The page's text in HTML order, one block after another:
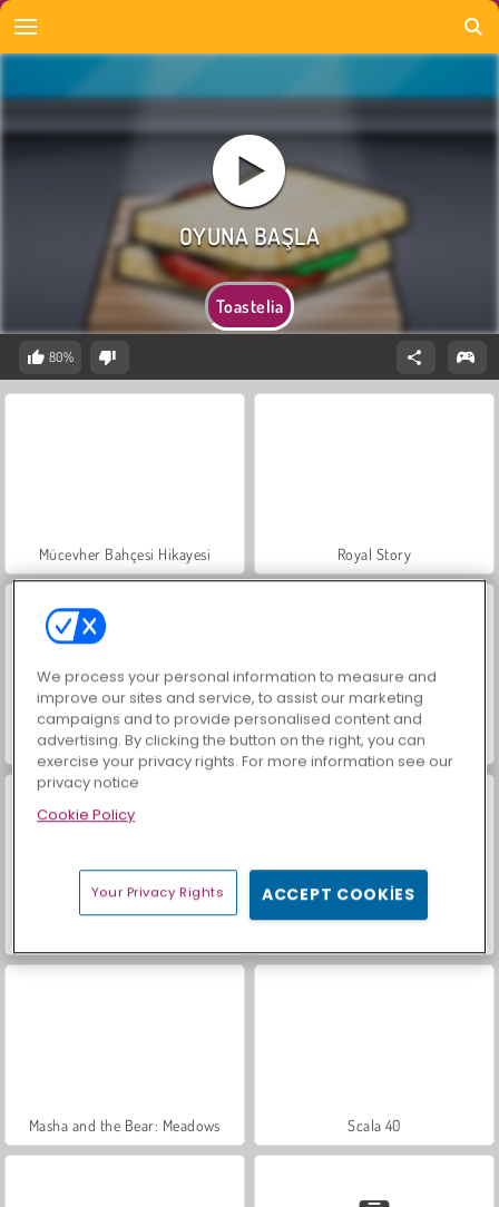
Toastelia
80%
Mücevher Bahçesi Hikayesi Royal Story
İçecekleri Eşle Büyük Mahjong Eşleme
Masha and the Bear: Meadows Scala 40
We process your personal information to measure and
improve our sites and service, to assist our marketing
campaigns and to provide personalised content and
advertising. By clicking the button on the right, you can
exercise your privacy rights. For more information see our
privacy notice
Cookie Policy
Your Privacy Rights ACCEPT COOKIES